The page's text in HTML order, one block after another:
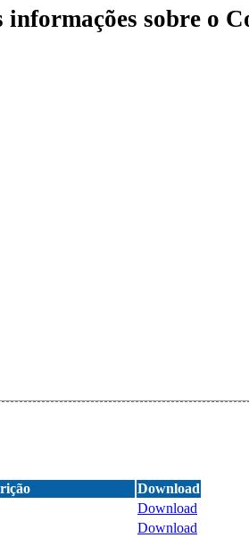
informações sobre o
Download
Download
Download